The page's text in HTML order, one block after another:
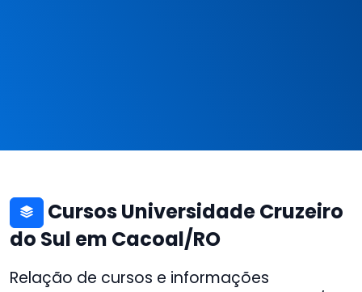
Cursos Universidade Cruzeiro
do Sul em Cacoal/RO
Relação de cursos e informações